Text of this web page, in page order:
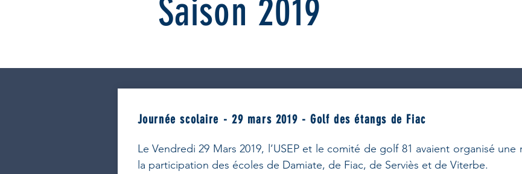
Saison 2019
Journée scolaire - 29 mars 2019 - Golf des étangs de Fiac
Le Vendredi 29 Mars 2019, l’USEP et le comité de golf 81 avaient organisé
la participation des écoles de Damiate, de Fiac, de Serviès et de Viterbe.